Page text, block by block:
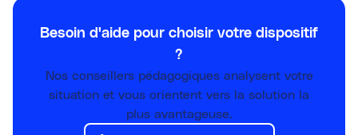
Besoin d'aide pour choisir votre dispositif
?
Nos conseillers pédagogiques analysent votre
situation et vous orientent vers la solution la
plus avantageuse.